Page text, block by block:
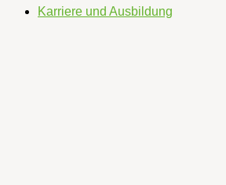
Karriere und Ausbildung